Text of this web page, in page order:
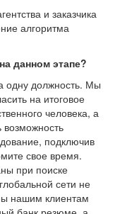
и заказчика
алгоритма
данном этапе?
одну должность. Мы
на итоговое
человека, а
возможность
подключив
свое время.
при поиске
сети не
нашим клиентам